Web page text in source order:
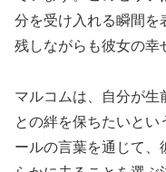
分を受け入れる瞬間を
残しながらも彼女の幸
マルコムは、自分が生
との絆を保ちたいとい
ールの言葉を通じて